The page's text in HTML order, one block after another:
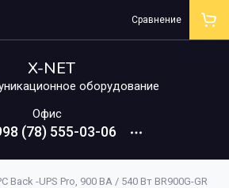
X-NET
оборудование
Офис
(78) 555-03-06
Сравнение
Back -UPS Pro, 900 ВА / 540 Вт BR900G-GR